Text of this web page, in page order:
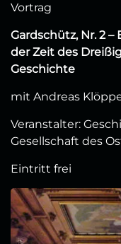
Vortrag
Gardschütz, Nr. 2
der Zeit des
Geschichte
mit Andreas
Veranstalter:
Gesellschaft des
Eintritt frei